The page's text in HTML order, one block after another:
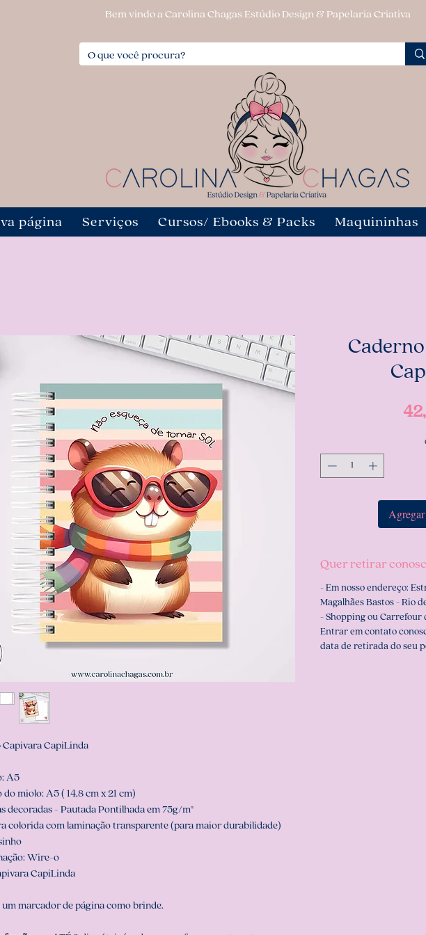
Bem vindo a Carolina Chagas Estúdio Design & Papelaria Criativa
página Serviços Cursos/ Ebooks & Packs Maquininhas
CapiLinda
A5
do miolo: A5 ( 14,8 cm x 21 cm)
decoradas - Pautada Pontilhada em 75g/m²
colorida com laminação transparente (para maior durabilidade)
Wire-o
CapiLinda
marcador de página como brinde.
Quer retirar
- Em nosso endereço:
Magalhães Bastos - Rio
- Shopping ou Carrefour
Entrar em contato
data de retirada do seu